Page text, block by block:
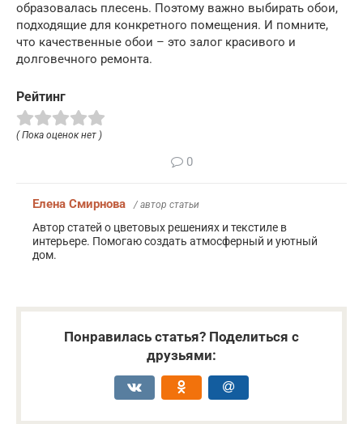
образовалась плесень. Поэтому важно выбирать обои,
подходящие для конкретного помещения. И помните,
что качественные обои – это залог красивого и
долговечного ремонта.
Рейтинг
( Пока оценок нет )
0
Елена Смирнова / автор статьи
Автор статей о цветовых решениях и текстиле в
интерьере. Помогаю создать атмосферный и уютный
дом.
Понравилась статья? Поделиться с
друзьями: